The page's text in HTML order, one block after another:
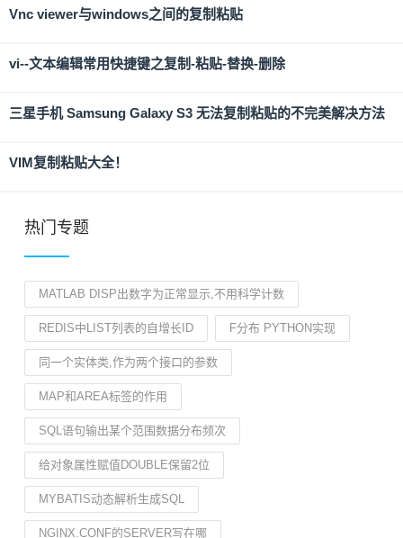
Vnc viewer与windows之间的复制粘贴
vi--文本编辑常用快捷键之复制-粘贴-替换-删除
三星手机 Samsung Galaxy S3 无法复制粘贴的不完美解决方法
VIM复制粘贴大全！
热门专题
MATLAB DISP出数字为正常显示,不用科学计数
REDIS中LIST列表的自增长ID F分布 PYTHON实现
同一个实体类,作为两个接口的参数
MAP和AREA标签的作用
SQL语句输出某个范围数据分布频次
给对象属性赋值DOUBLE保留2位
MYBATIS动态解析生成SQL
NGINX.CONF的SERVER写在哪